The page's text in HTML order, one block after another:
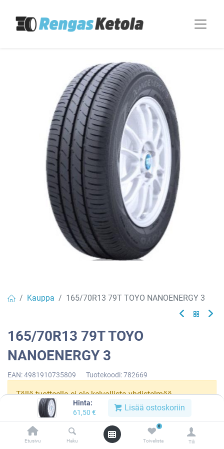
Hinta:
61,50 € Lisää ostoskoriin
Etusivu Haku
0
Toivelista Tili
Kauppa 165/70R13 79T TOYO NANOENERGY 3
165/70R13 79T TOYO
NANOENERGY 3
EAN:4981910735809 Tuotekoodi:782669
Tällä tuotteella ei ole kelvollista yhdistelmää.
TOYO